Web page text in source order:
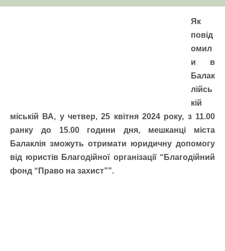
Як
повід
омил
и в
Балак
лійсь
кій
міській ВА, у четвер, 25 квітня 2024 року, з 11.00
ранку до 15.00 години дня, мешканці міста
Балаклія зможуть отримати юридичну допомогу
від юристів Благодійної організації “Благодійний
фонд “Право на захист””.